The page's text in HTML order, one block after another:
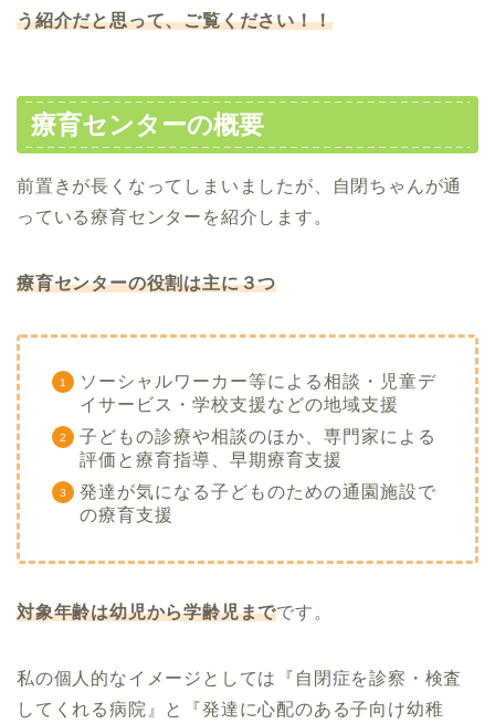
う紹介だと思って、ご覧ください！！
療育センターの概要
前置きが長くなってしまいましたが、自閉ちゃんが通
っている療育センターを紹介します。
療育センターの役割は主に３つ
ソーシャルワーカー等による相談・児童デ
イサービス・学校支援などの地域支援
子どもの診療や相談のほか、専門家による
評価と療育指導、早期療育支援
発達が気になる子どものための通園施設で
の療育支援
対象年齢は幼児から学齢児までです。
私の個人的なイメージとしては『自閉症を診察・検査
してくれる病院』と『発達に心配のある子向け幼稚